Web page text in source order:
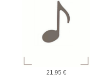
21,95 €